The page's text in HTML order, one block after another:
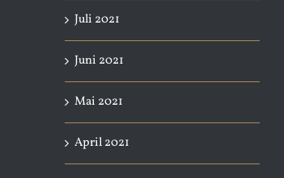
Juli 2021
Juni 2021
Mai 2021
April 2021